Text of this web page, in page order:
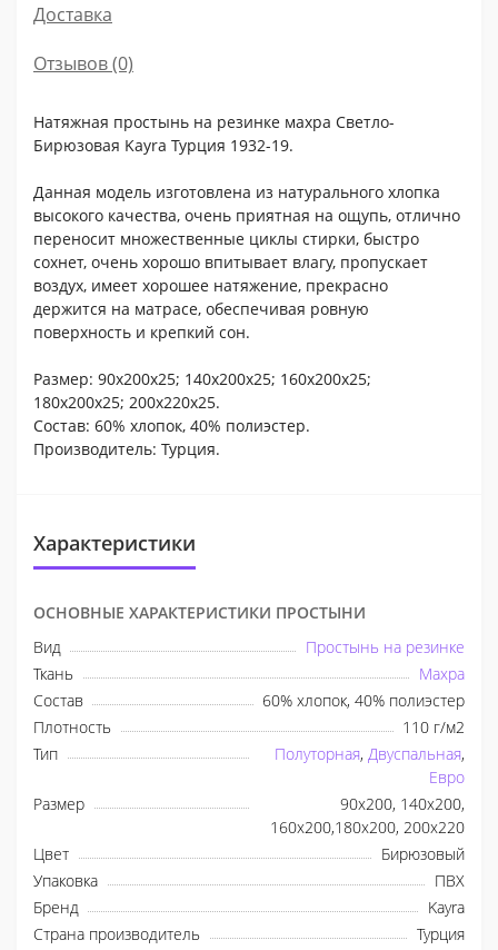
Доставка
Отзывов (0)
Натяжная простынь на резинке махра Светло-
Бирюзовая Kayra Турция 1932-19.
Данная модель изготовлена из натурального хлопка
высокого качества, очень приятная на ощупь, отлично
переносит множественные циклы стирки, быстро
сохнет, очень хорошо впитывает влагу, пропускает
воздух, имеет хорошее натяжение, прекрасно
держится на матрасе, обеспечивая ровную
поверхность и крепкий сон.
Размер: 90х200х25; 140х200х25; 160х200х25;
180х200х25; 200х220х25.
Состав: 60% хлопок, 40% полиэстер.
Производитель: Турция.
Характеристики
ОСНОВНЫЕ ХАРАКТЕРИСТИКИ ПРОСТЫНИ
Вид
Простынь на резинке
Ткань
Махра
Состав
60% хлопок, 40% полиэстер
Плотность
110 г/м2
Тип
Полуторная, Двуспальная,
Евро
Размер
90x200, 140x200,
160x200,180x200, 200x220
Цвет
Бирюзовый
Упаковка
ПВХ
Бренд
Kayra
Страна производитель
Турция